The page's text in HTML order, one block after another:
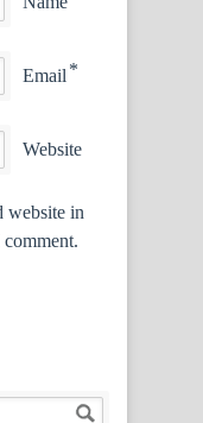
Email *
Website
website in